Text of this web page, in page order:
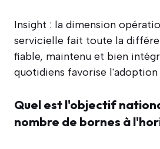
Insight : la dimension
servicielle fait toute la
fiable, maintenu et bien
quotidiens favorise l'adoption
Quel est l'objectif
nombre de bornes à